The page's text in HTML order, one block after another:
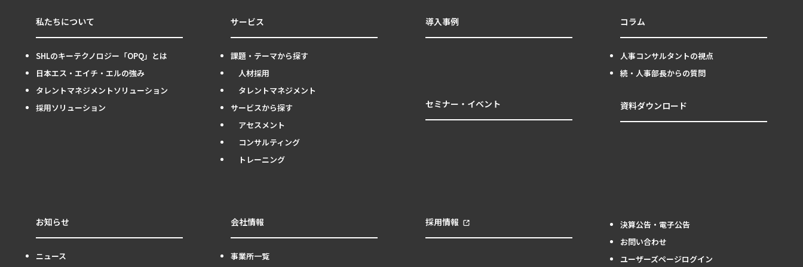
私たちについて
SHLのキーテクノロジー「OPQ」とは
日本エス・エイチ・エルの強み
タレントマネジメントソリューション
採用ソリューション
サービス
課題・テーマから探す
人材採用
タレントマネジメント
サービスから探す
アセスメント
コンサルティング
トレーニング
導入事例
セミナー・イベント
コラム
人事コンサルタントの視点
続・人事部長からの質問
資料ダウンロード
お知らせ
ニュース
会社情報
事業所一覧
採用情報
決算公告・電子公告
お問い合わせ
ユーザーズページログイン